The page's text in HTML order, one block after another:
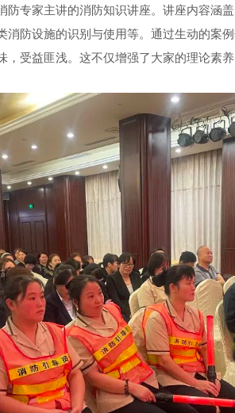
防专家主讲的消防知识讲座。讲座内容涵
消防设施的识别与使用等。通过生动的案
，受益匪浅。这不仅增强了大家的理论素